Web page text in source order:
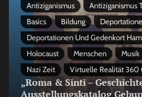
Antiziganismus Antiziganismus
Basics
Bildung
Deportationen Und Gedenkort
Holocaust
Menschen Musik
Nazi Zeit
Virtuelle Realität 360
„Roma & Sinti –
Ausstellungskatalog